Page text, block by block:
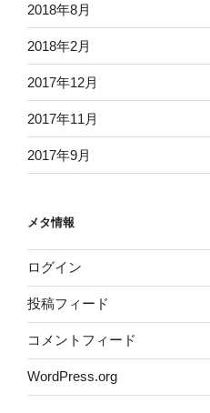
2018年8月
2018年2月
2017年12月
2017年11月
2017年9月
メタ情報
ログイン
投稿フィード
コメントフィード
WordPress.org